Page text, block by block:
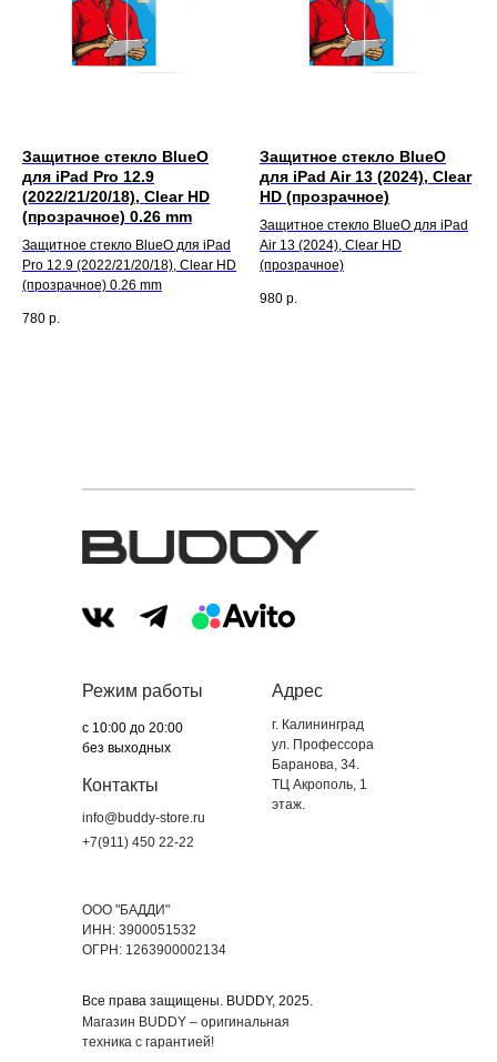
Защитное стекло BlueO
для iPad Pro 12.9
(2022/21/20/18), Clear HD
(прозрачное) 0.26 mm
Защитное стекло BlueO для iPad
Pro 12.9 (2022/21/20/18), Clear HD
(прозрачное) 0.26 mm
780 р.
Защитное стекло BlueO
для iPad Air 13 (2024), Clear
HD (прозрачное)
Защитное стекло BlueO для iPad
Air 13 (2024), Clear HD
(прозрачное)
980 р.
Все права защищены. BUDDY, 2025.
Контакты
+7(911) 450 22-22
info@buddy-store.ru
Адрес
г. Калининград
ул. Профессора
Баранова, 34.
ТЦ Акрополь, 1
этаж.
Магазин BUDDY – оригинальная
техника с гарантией!
ООО "БАДДИ"
ИНН: 3900051532
ОГРН: 1263900002134
Режим работы
с 10:00 до 20:00
без выходных